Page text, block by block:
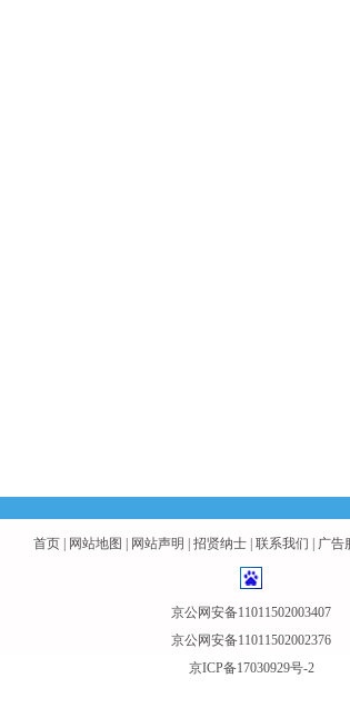
首页 网站地图 网站声明 招贤纳士 联系我们 广告
京公网安备11011502003407
京公网安备11011502002376
京ICP备17030929号-2